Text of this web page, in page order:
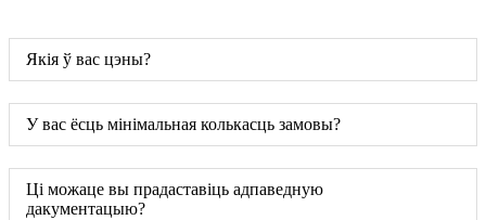
Якія ў вас цэны?
У вас ёсць мінімальная колькасць замовы?
Ці можаце вы прадаставіць адпаведную
дакументацыю?